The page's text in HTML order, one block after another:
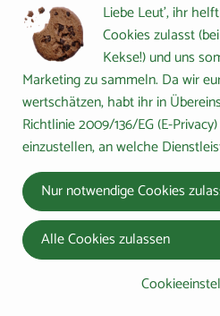
125 ml
Milch
Auswahl ändern
Du hast sicher:
Liebe Leut', ihr
Cookies zulasst
Kekse!) und uns
Marketing zu sammeln. Da wir
wertschätzen, habt ihr in
Richtlinie 2009/136/EG (E-
einzustellen, an welche
Nur notwendige Cookies
Alle Cookies zulassen